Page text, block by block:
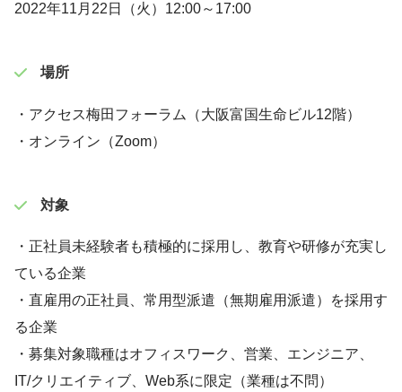
2022年11月22日（火）12:00～17:00
場所
・アクセス梅田フォーラム（大阪富国生命ビル12階）
・オンライン（Zoom）
対象
・正社員未経験者も積極的に採用し、教育や研修が充実し
ている企業
・直雇用の正社員、常用型派遣（無期雇用派遣）を採用す
る企業
・募集対象職種はオフィスワーク、営業、エンジニア、
IT/クリエイティブ、Web系に限定（業種は不問）